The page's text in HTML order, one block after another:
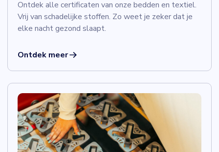
Ontdek alle certificaten van onze bedden en textiel.
Vrij van schadelijke stoffen. Zo weet je zeker dat je
elke nacht gezond slaapt.
Ontdek meer